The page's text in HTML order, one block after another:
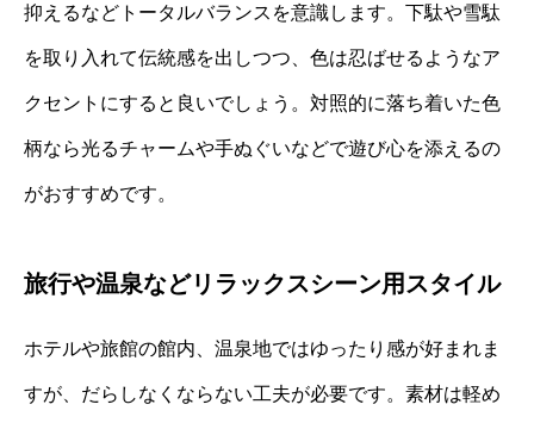
抑えるなどトータルバランスを意識します。下駄や雪駄
を取り入れて伝統感を出しつつ、色は忍ばせるようなア
クセントにすると良いでしょう。対照的に落ち着いた色
柄なら光るチャームや手ぬぐいなどで遊び心を添えるの
がおすすめです。
旅行や温泉などリラックスシーン用スタイル
ホテルや旅館の館内、温泉地ではゆったり感が好まれま
すが、だらしなくならない工夫が必要です。素材は軽め